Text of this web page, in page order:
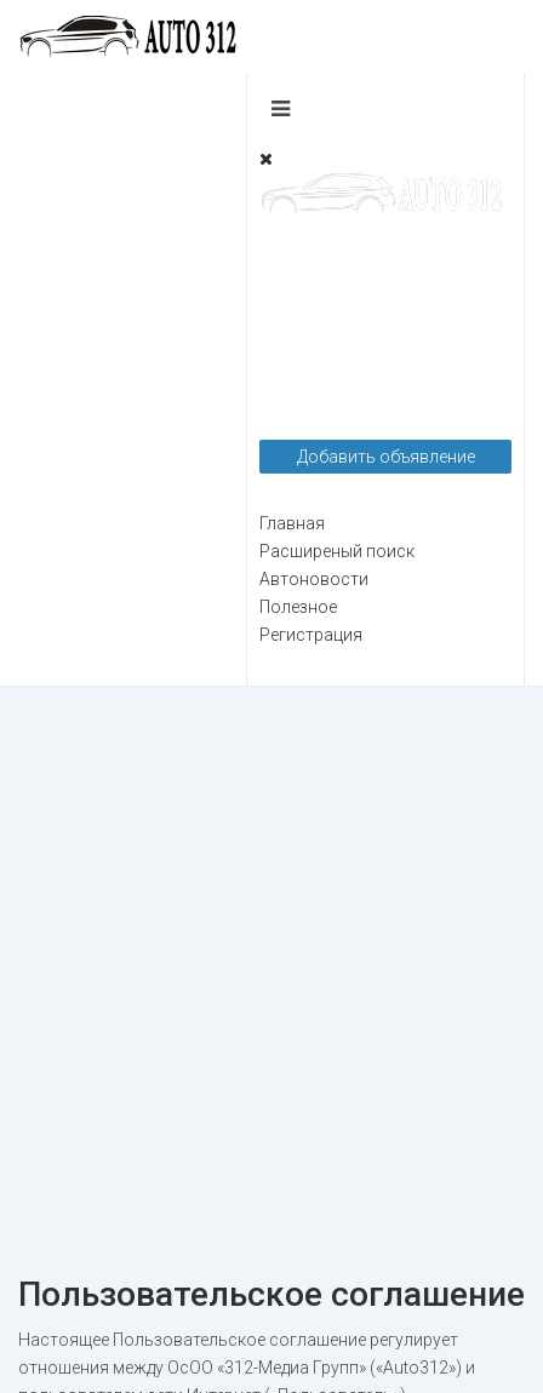
Добавить объявление
Главная
Расширеный поиск
Автоновости
Полезное
Регистрация
Пользовательское соглашение
Настоящее Пользовательское соглашение регулирует
отношения между ОсОО «312-Медиа Групп» («Аuto312») и